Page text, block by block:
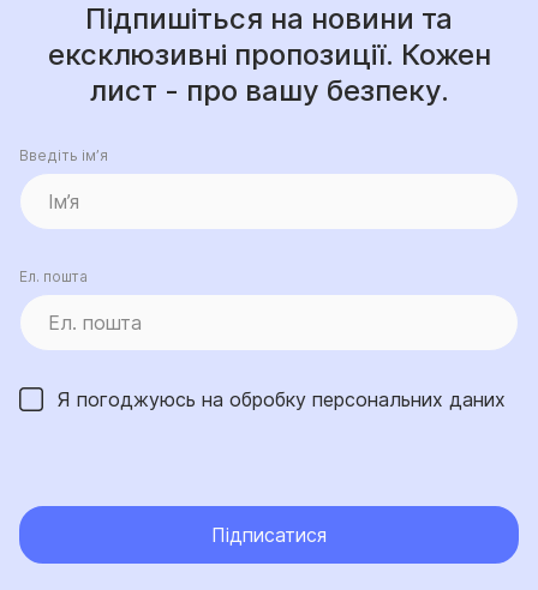
Підпишіться на новини та
ексклюзивні пропозиції. Кожен
лист - про вашу безпеку.
Введіть ім’я
Ел. пошта
Я погоджуюсь на обробку персональних даних
Підписатися